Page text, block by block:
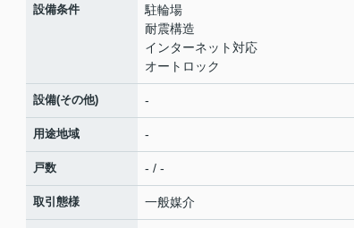
設備条件
駐輪場
耐震構造
インターネット対応
オートロック
設備(その他) -
用途地域 -
戸数 - / -
取引態様 一般媒介